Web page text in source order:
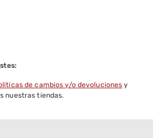
de cambios y/o devoluciones y
nuestras tiendas.